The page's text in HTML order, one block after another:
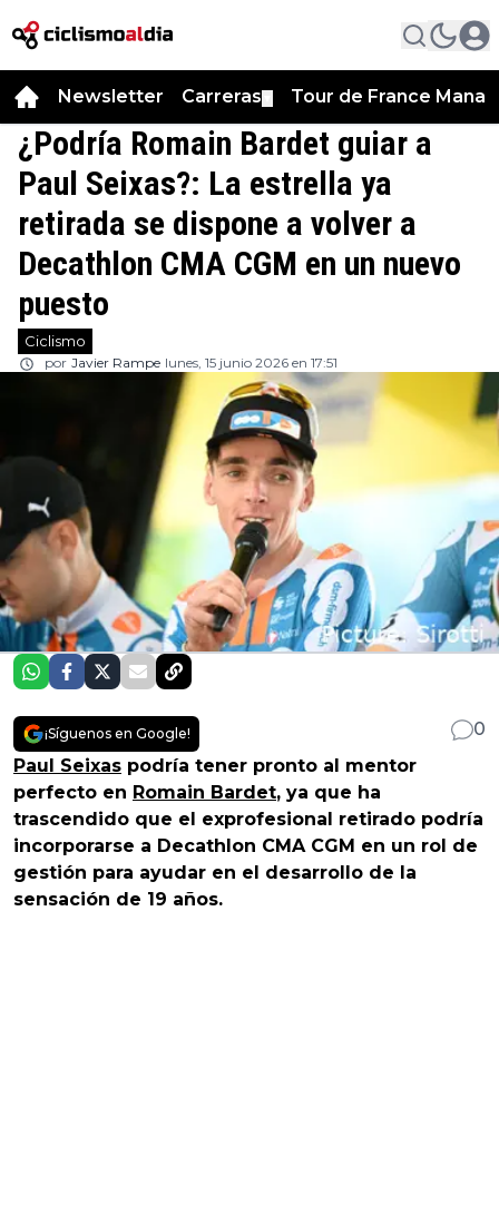
Newsletter Carreras Tour de France
¿Podría Romain Bardet guiar a
Paul Seixas?: La estrella ya
retirada se dispone a volver a
Decathlon CMA CGM en un nuevo
puesto
Ciclismo
por Javier Rampe lunes, 15 junio 2026 en 17:51
¡Síguenos en Google!
0
Paul Seixas podría tener pronto al mentor
perfecto en Romain Bardet, ya que ha
trascendido que el exprofesional retirado podría
incorporarse a Decathlon CMA CGM en un rol de
gestión para ayudar en el desarrollo de la
sensación de 19 años.